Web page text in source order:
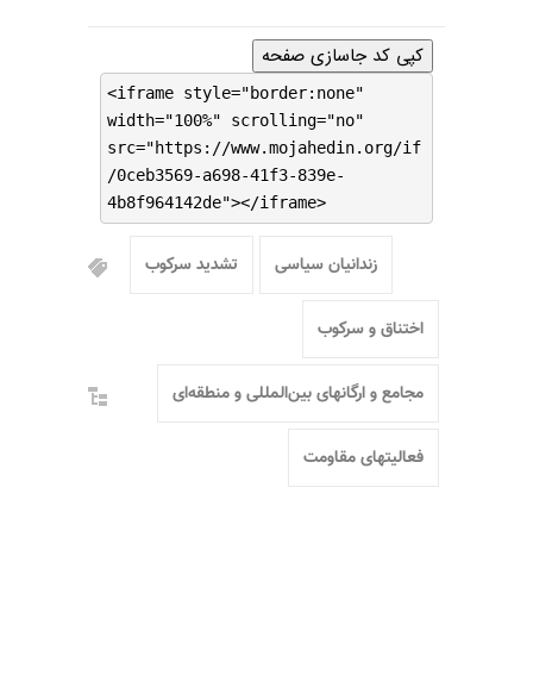
کپی کد جاسازی صفحه
<iframe style="border:none"
width="100%" scrolling="no"
src="https://www.mojahedin.org/if
/0ceb3569-a698-41f3-839e-
4b8f964142de"></iframe>
زندانیان سیاسی تشدید سرکوب
اختناق و سرکوب
مجامع و ارگانهای بین‌المللی و منطقه‌ای
فعالیتهای مقاومت